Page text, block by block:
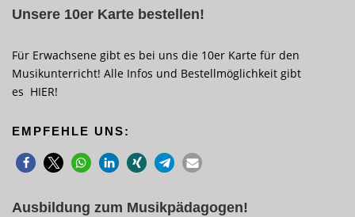
Unsere 10er Karte bestellen!
Für Erwachsene gibt es bei uns die 10er Karte für den
Musikunterricht! Alle Infos und Bestellmöglichkeit gibt
es HIER!
EMPFEHLE UNS:
Ausbildung zum Musikpädagogen!